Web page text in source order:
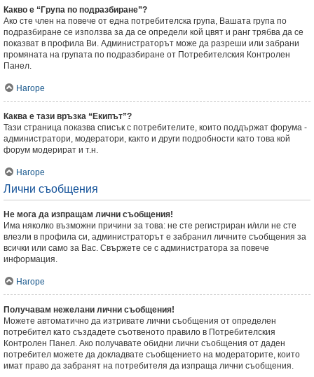
Какво е “Група по подразбиране”?
Ако сте член на повече от една потребителска група, Вашата група по
подразбиране се използва за да се определи кой цвят и ранг трябва да се
показват в профила Ви. Администраторът може да разреши или забрани
промяната на групата по подразбиране от Потребителския Контролен
Панел.
Нагоре
Каква е тази връзка “Екипът”?
Тази страница показва списък с потребителите, които поддържат форума -
администратори, модератори, както и други подробности като това кой
форум модерират и т.н.
Нагоре
Лични съобщения
Не мога да изпращам лични съобщения!
Има няколко възможни причини за това: не сте регистриран и/или не сте
влезли в профила си, администраторът е забранил личните съобщения за
всички или само за Вас. Свържете се с администратора за повече
информация.
Нагоре
Получавам нежелани лични съобщения!
Можете автоматично да изтривате лични съобщения от определен
потребител като създадете съотвеното правило в Потребителския
Контролен Панел. Ако получавате обидни лични съобщения от даден
потребител можете да докладвате съобщението на модераторите, които
имат право да забранят на потребителя да изпраща лични съобщения.